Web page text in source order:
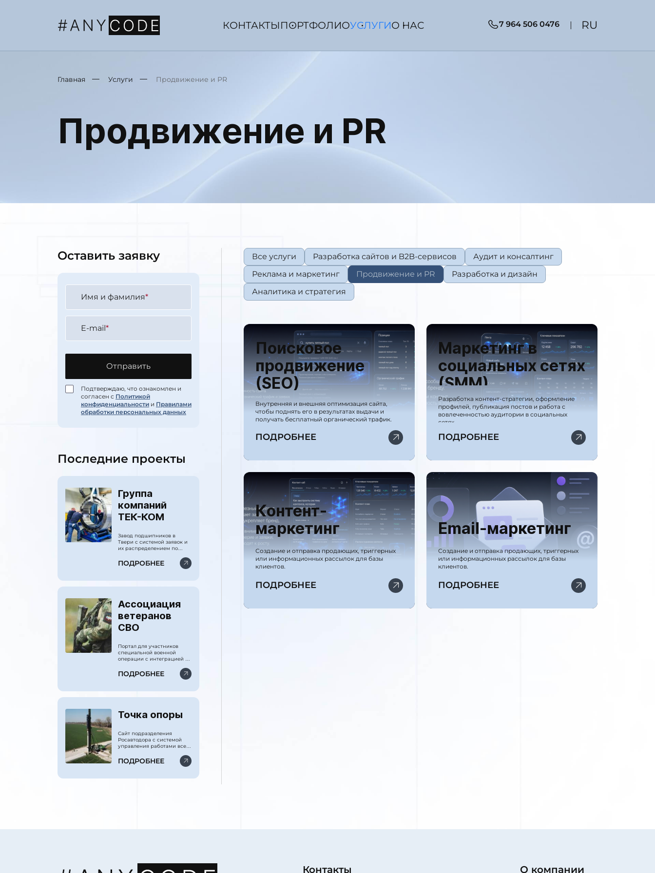
КОНТАКТЫПОРТФОЛИОУСЛУГИО НАС 7 964 506 0476 RU
Главная Услуги Продвижение и PR
Продвижение и PR
Оставить заявку
Имя и фамилия*
E-mail*
Отправить
Подтверждаю, что ознакомлен и
согласен с Политикой
конфиденциальности и Правилами
обработки персональных данных
Последние проекты
Группа
компаний
ТЕК-КОМ
Завод подшипников в
Твери с системой заявок и
их распределением по
ПОДРОБНЕЕ
Ассоциация
ветеранов
СВО
Портал для участников
специальной военной
операции с интеграцией по
обороны. Куратор
администрация
ПОДРОБНЕЕ
Точка опоры
Сайт подразделения
Росавтодора с системой
управления работами всех
системой бухгалтерского,
производственного и
ПОДРОБНЕЕ
Все услуги Разработка сайтов и B2B-сервисов
Аудит и консалтинг
Реклама и маркетинг
Продвижение и PR
Разработка и дизайн
Аналитика и стратегия
Поисковое
продвижение
(SEO)
Внутренняя и внешняя оптимизация сайта,
чтобы поднять его в результатах выдачи и
получать бесплатный органический трафик.
ПОДРОБНЕЕ
Маркетинг в
социальных сетях
(SMM)
Разработка контент-стратегии, оформление
профилей, публикация постов и работа с
вовлеченностью аудитории в социальных
сетях.
ПОДРОБНЕЕ
Контент-
маркетинг
Создание и отправка продающих, триггерных
или информационных рассылок для базы
клиентов.
ПОДРОБНЕЕ
Email-маркетинг
Создание и отправка продающих, триггерных
или информационных рассылок для базы
клиентов.
ПОДРОБНЕЕ
Контакты О компании